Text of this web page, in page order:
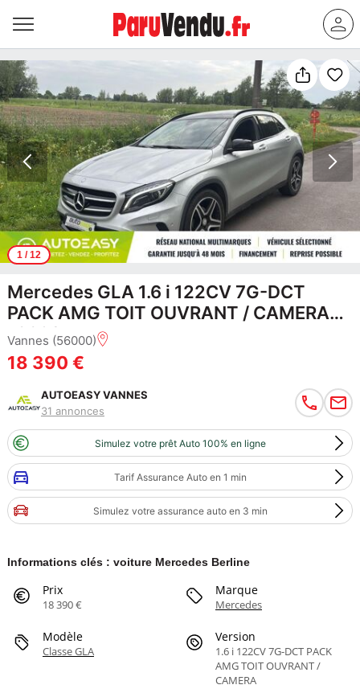
1/ 12
Mercedes GLA 1.6 i 122CV 7G-DCT
PACK AMG TOIT OUVRANT / CAMERA
18390 euros
Vannes (56000)
18 390 €
AUTOEASY VANNES
31 annonces
Simulez votre prêt Auto 100% en ligne
Tarif Assurance Auto en 1 min
Simulez votre assurance auto en 3 min
Informations clés : voiture Mercedes Berline
Prix
18 390 €
Marque
Mercedes
Modèle
Classe GLA
Version
1.6 i 122CV 7G-DCT PACK
AMG TOIT OUVRANT /
CAMERA